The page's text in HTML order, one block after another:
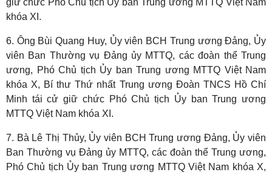
khóa XI.
6. Ông Bùi Quang Huy, Ủy viên BCH Trung ương Đảng, Ủy
viên Ban Thường vụ Đảng ủy MTTQ, các đoàn thể Trung
ương, Phó Chủ tịch Ủy ban Trung ương MTTQ Việt Nam
khóa X, Bí thư Thứ nhất Trung ương Đoàn TNCS Hồ Chí
Minh tái cử giữ chức Phó Chủ tịch Ủy ban Trung ương
MTTQ Việt Nam khóa XI.
7. Bà Lê Thị Thủy, Ủy viên BCH Trung ương Đảng, Ủy viên
Ban Thường vụ Đảng ủy MTTQ, các đoàn thể Trung ương,
Phó Chủ tịch Ủy ban Trung ương MTTQ Việt Nam khóa X,